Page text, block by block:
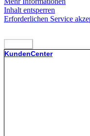
Inhalt entsperren
Erforderlichen Service
KundenCenter